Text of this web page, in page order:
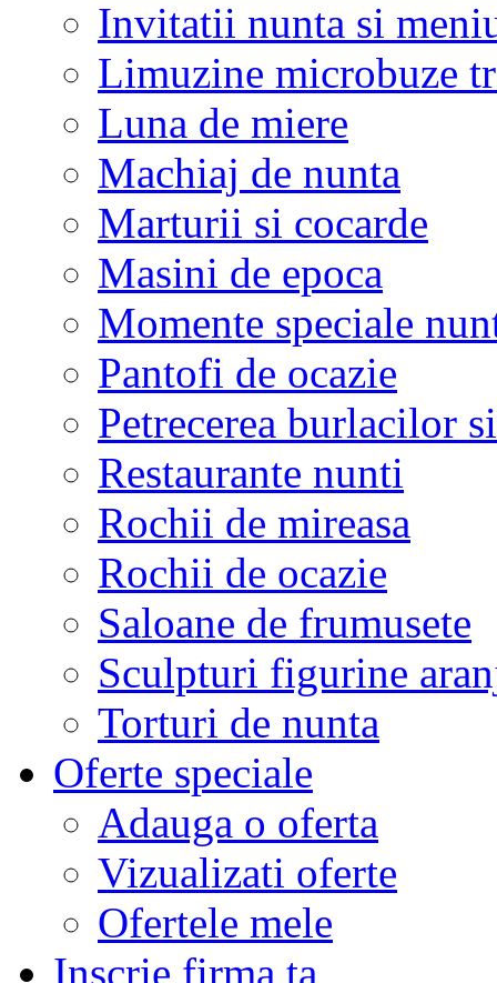
Invitatii nunta si
Limuzine microbuze
Luna de miere
Machiaj de nunta
Marturii si cocarde
Masini de epoca
Momente speciale
Pantofi de ocazie
Petrecerea burlacilor
Restaurante nunti
Rochii de mireasa
Rochii de ocazie
Saloane de frumusete
Sculpturi figurine
Torturi de nunta
Oferte speciale
Adauga o oferta
Vizualizati oferte
Ofertele mele
Inscrie firma ta